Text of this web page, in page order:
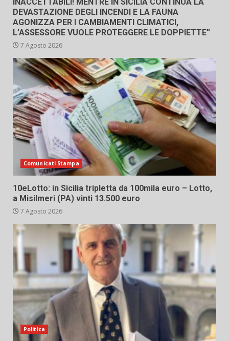
DEVASTAZIONE DEGLI INCENDI E LA FAUNA
AGONIZZA PER I CAMBIAMENTI CLIMATICI,
L’ASSESSORE VUOLE PROTEGGERE LE DOPPIETTE”
7 Agosto 2026
Comunicati Stampa
10eLotto: in Sicilia tripletta da 100mila euro – Lotto,
a Misilmeri (PA) vinti 13.500 euro
7 Agosto 2026
Politica